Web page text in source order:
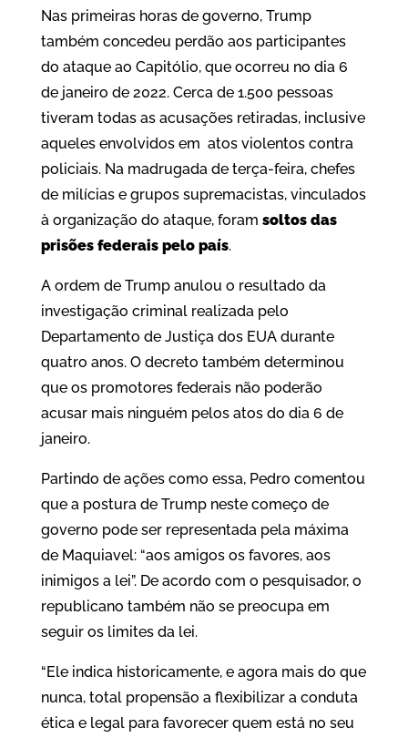
Nas primeiras horas de governo, Trump
também concedeu perdão aos participantes
do ataque ao Capitólio, que ocorreu no dia 6
de janeiro de 2022. Cerca de 1.500 pessoas
tiveram todas as acusações retiradas, inclusive
aqueles envolvidos em atos violentos contra
policiais. Na madrugada de terça-feira, chefes
de milícias e grupos supremacistas, vinculados
à organização do ataque, foram soltos das
prisões federais pelo país.
A ordem de Trump anulou o resultado da
investigação criminal realizada pelo
Departamento de Justiça dos EUA durante
quatro anos. O decreto também determinou
que os promotores federais não poderão
acusar mais ninguém pelos atos do dia 6 de
janeiro.
Partindo de ações como essa, Pedro comentou
que a postura de Trump neste começo de
governo pode ser representada pela máxima
de Maquiavel: “aos amigos os favores, aos
inimigos a lei”. De acordo com o pesquisador, o
republicano também não se preocupa em
seguir os limites da lei.
“Ele indica historicamente, e agora mais do que
nunca, total propensão a flexibilizar a conduta
ética e legal para favorecer quem está no seu